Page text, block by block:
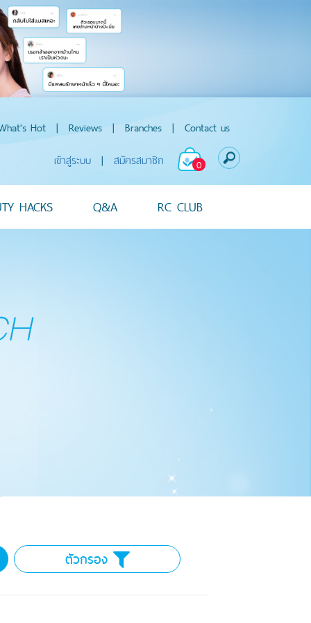
Hot | Reviews | Branches | Contact us
0
เข้าสู่ระบบ | สมัครสมาชิก
HACKS Q&A RC CLUB
ตัวกรอง